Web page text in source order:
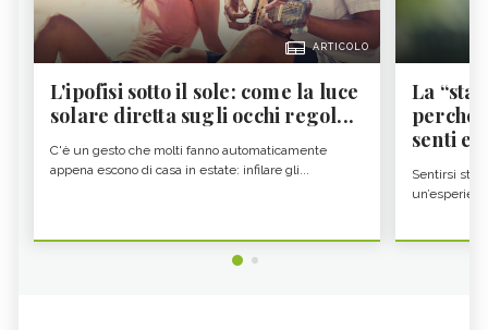
ARTICOLO
L'ipofisi sotto il sole: come la luce
solare diretta sugli occhi regol...
C'è un gesto che molti fanno automaticamente
appena escono di casa in estate: infilare gli...
La
perché
senti
Sentirsi